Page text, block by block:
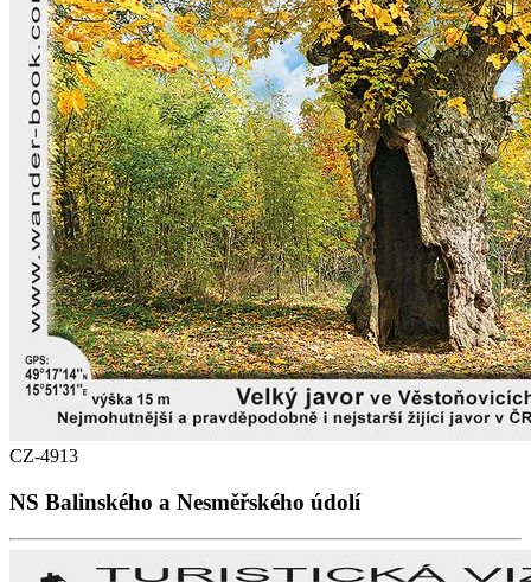
CZ-4913
NS Balinského a Nesměřského údolí